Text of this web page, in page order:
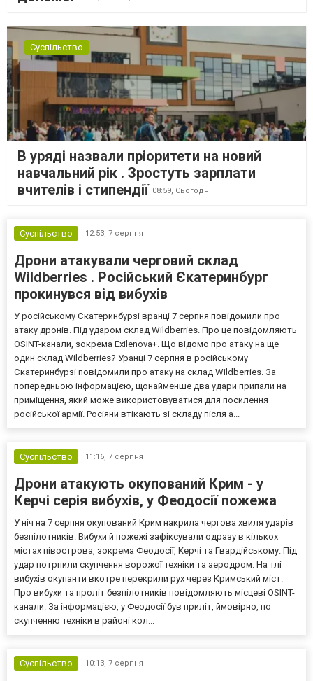
Суспільство
В уряді назвали пріоритети на новий
навчальний рік . Зростуть зарплати
вчителів і стипендії 08:59, Сьогодні
Суспільство 12:53, 7 серпня
Дрони атакували черговий склад
Wildberries . Російський Єкатеринбург
прокинувся від вибухів
У російському Єкатеринбурзі вранці 7 серпня повідомили про
атаку дронів. Під ударом склад Wildberries. Про це повідомляють
OSINT-канали, зокрема Exilenova+. Що відомо про атаку на ще
один склад Wildberries? Уранці 7 серпня в російському
Єкатеринбурзі повідомили про атаку на склад Wildberries. За
попередньою інформацією, щонайменше два удари припали на
приміщення, який може використовуватися для посилення
російської армії. Росіяни втікають зі складу після а...
Суспільство 11:16, 7 серпня
Дрони атакують окупований Крим - у
Керчі серія вибухів, у Феодосії пожежа
У ніч на 7 серпня окупований Крим накрила чергова хвиля ударів
безпілотників. Вибухи й пожежі зафіксували одразу в кількох
містах півострова, зокрема Феодосії, Керчі та Гвардійському. Під
удар потрпили скупчення ворожої техніки та аеродром. На тлі
вибухів окупанти вкотре перекрили рух через Кримський міст.
Про вибухи та проліт безпілотників повідомляють місцеві OSINT-
канали. За інформацією, у Феодосії був приліт, ймовірно, по
скупченню техніки в районі кол...
Суспільство 10:13, 7 серпня